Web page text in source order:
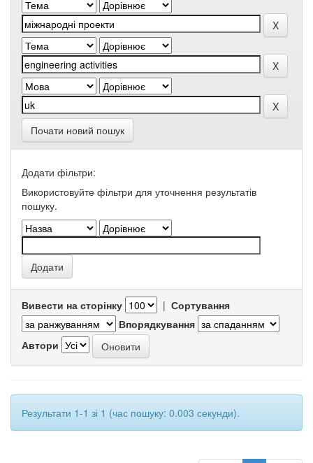
Почати новий пошук
Додати фільтри:
Використовуйте фільтри для уточнення результатів
пошуку.
Вивести на сторінку | Сортування
Впорядкування
Автори
Результати 1-1 зі 1 (час пошуку: 0.003 секунди).